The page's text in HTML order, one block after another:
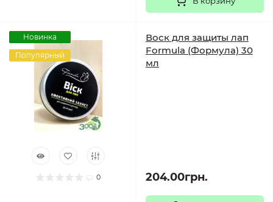
Новинка
Популярный
0
Воск для защиты лап
Formula (Формула) 30
мл
204.00грн.